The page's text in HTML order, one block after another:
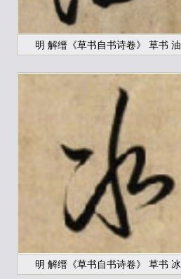
明 解缙《草书自书诗卷》 草书 油
明 解缙《草书自书诗卷》 草书 冰